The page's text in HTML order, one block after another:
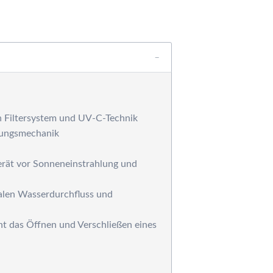
Solarduschen
für die
und UV-C-Technik
vor Sonneneinstrahlung und
Wasserdurchfluss und
das Öffnen und Verschließen eines